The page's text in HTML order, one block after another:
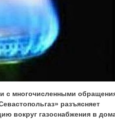
с многочисленными
разъясняет
вокруг газоснабжения в